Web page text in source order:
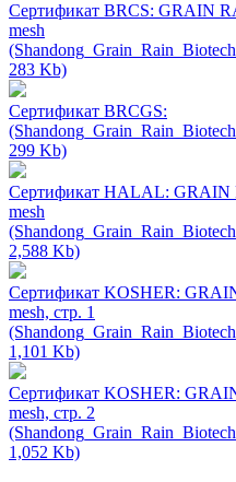
Сертификат BRCS: GRAIN
mesh
283 Kb)
Сертификат BRCGS:
299 Kb)
Сертификат HALAL: GRAIN
mesh
2,588 Kb)
Сертификат KOSHER:
mesh, стр. 1
1,101 Kb)
Сертификат KOSHER:
mesh, стр. 2
1,052 Kb)